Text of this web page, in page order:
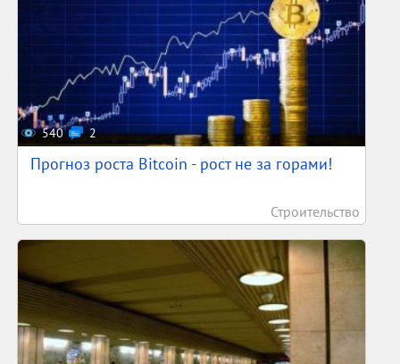
540 2
Прогноз роста Bitcoin - рост не за горами!
Строительство